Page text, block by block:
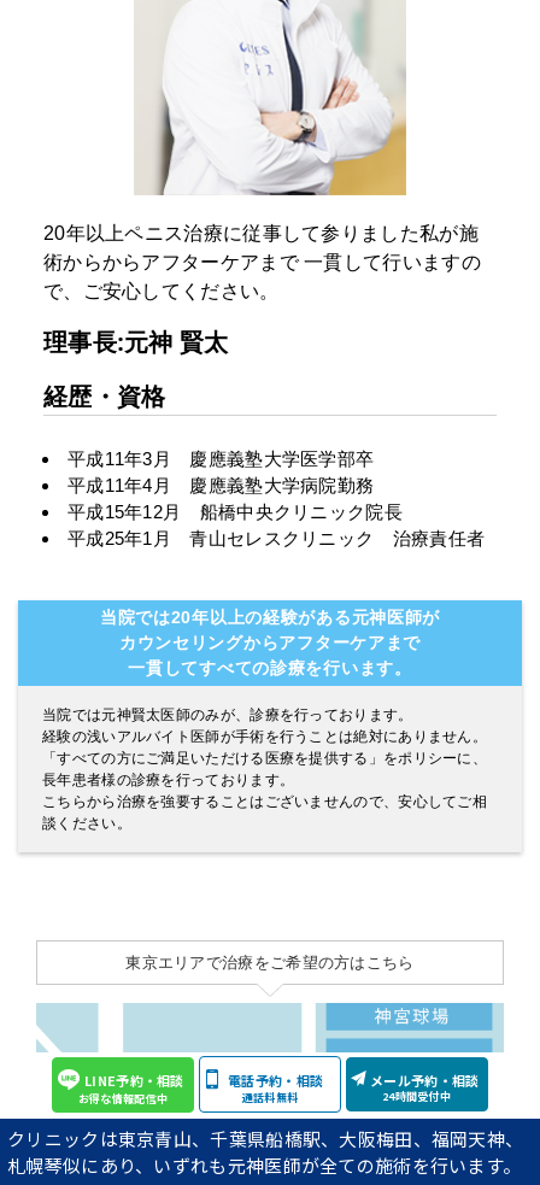
20年以上ペニス治療に従事して参りました私が施
術からからアフターケアまで一貫して行いますの
で、ご安心してください。
理事長:元神 賢太
経歴・資格
平成11年3月 慶應義塾大学医学部卒
平成11年4月 慶應義塾大学病院勤務
平成15年12月 船橋中央クリニック院長
平成25年1月 青山セレスクリニック 治療責任者
当院では20年以上の経験がある元神医師が
カウンセリングからアフターケアまで
一貫してすべての診療を行います。
当院では元神賢太医師のみが、診療を行っております。
経験の浅いアルバイト医師が手術を行うことは絶対にありません。
「すべての方にご満足いただける医療を提供する」をポリシーに、
長年患者様の診療を行っております。
こちらから治療を強要することはございませんので、安心してご相
談ください。
東京エリアで治療をご希望の方はこちら
LINE予約・相談
お得な情報配信中
電話予約・相談
通話料無料
メール予約・相談
24時間受付中
クリニックは東京青山、千葉県船橋駅、大阪梅田、福岡天神、
札幌琴似にあり、いずれも元神医師が全ての施術を行います。